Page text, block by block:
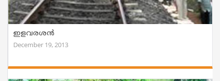
ഇളവരശൻ
December 19, 2013